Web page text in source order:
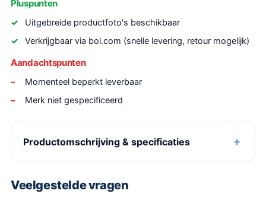
Pluspunten
Uitgebreide productfoto's beschikbaar
Verkrijgbaar via bol.com (snelle levering, retour mogelijk)
Aandachtspunten
Momenteel beperkt leverbaar
Merk niet gespecificeerd
Productomschrijving & specificaties
Veelgestelde vragen